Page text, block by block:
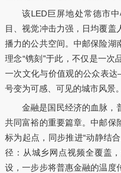
该LED巨屏地处常德市
目、视觉冲击力强，日均覆盖
播力的公共空间。中邮保险湖
理念“镌刻”于此，不仅是一次
一次文化与价值观的公众表
号变为可感、可见的城市风景。
金融是国民经济的血脉，
共同富裕的重要篇章。中邮保
标为起点，同步推进“动静结
径：从城乡网点视频全覆盖
设，一步步将普惠金融的温度